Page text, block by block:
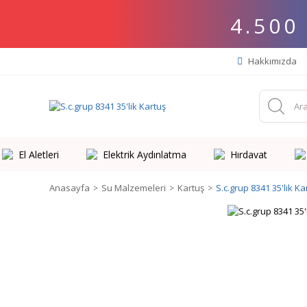
4.500
Hakkımızda
El Aletleri Elektrik Aydınlatma Hırdavat
Anasayfa Su Malzemeleri Kartuş S.c.grup 8341 35'lik